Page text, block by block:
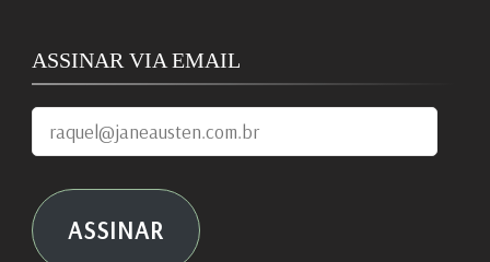
ASSINAR VIA EMAIL
raquel@janeausten.com.br
ASSINAR